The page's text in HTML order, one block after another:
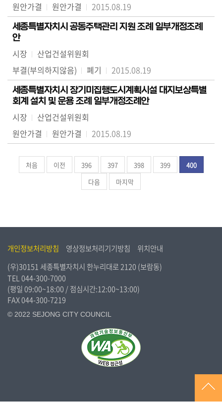
원안가결
원안가결 2015.08.19
세종특별자치시 공동주택관리 지원 조례 일부개정조례
안
시장
산업건설위원회
부결(부의하지않음)
폐기 2015.08.19
세종특별자치시 장기미집행도시계획시설 대지보상특별
회계 설치 및 운용 조례 일부개정조례안
시장
산업건설위원회
원안가결
원안가결 2015.08.19
처음 이전 396 397 398 399
400
다음
마지막
개인정보처리방침 영상정보처리기기방침
위치안내
(우)30151 세종특별자치시 한누리대로 2120 (보람동)
TEL044-300-7000
(평일 09:00~18:00 / 점심시간:12:00~13:00)
FAX 044-300-7219
© 2022 SEJONG CITY COUNCIL